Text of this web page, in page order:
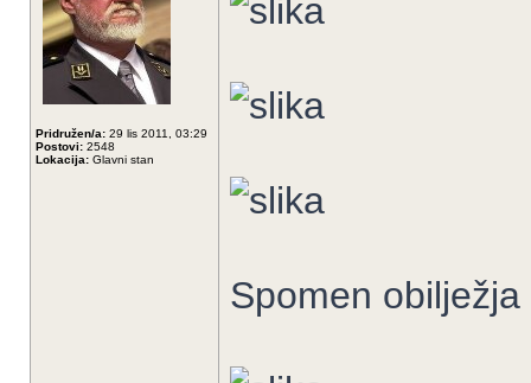
Pridružen/a: 29 lis 2011, 03:29
Postovi: 2548
Lokacija: Glavni stan
Spomen